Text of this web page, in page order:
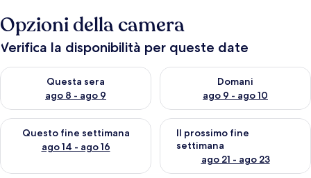
Opzioni della camera
Verifica la disponibilità per queste date
Questa sera
ago 8 - ago 9
Verifica la disponibilità per questa sera, ago 8 - ago 9
Domani
ago 9 - ago 10
Verifica la disponibilità per
Questo fine settimana
ago 14 - ago 16
Verifica la disponibilità per questo fine settimana, ago 14 -
Il prossimo fine
settimana
ago 21 - ago 23
Verifica la disponibilità per il